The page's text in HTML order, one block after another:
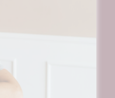
dele deraf er
Node. Kopiering,
kan alene finde